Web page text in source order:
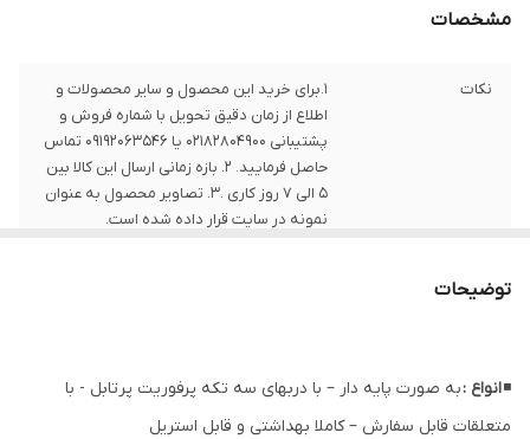
مشخصات
نکات
1.برای خرید این محصول و سایر محصولات و
اطلاع از زمان دقیق تحویل با شماره فروش و
پشتیبانی 02182804900 یا 09192063546 تماس
حاصل فرمایید. 2. بازه زمانی ارسال این کالا بین
5 الی 7 روز کاری .3. تصاویر محصول به عنوان
نمونه در سایت قرار داده شده است.
توضیحات
◾انواع :به صورت پایه دار – با دربهای سه تکه پرفوریت پرتابل - با
متعلقات قابل سفارش – کاملا بهداشتی و قابل استریل